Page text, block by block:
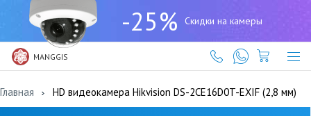
-25% Скидки на камеры
MANGGIS
(727)
317-
61-
61
Главная HD видеокамера Hikvision DS-2CE16D0T-EXIF (2,8 мм)